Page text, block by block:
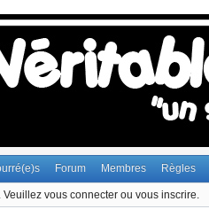
Forum Membres Règles
Veuillez vous connecter ou vous inscrire.